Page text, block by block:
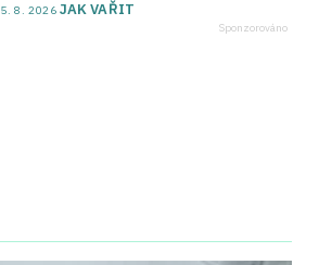
5. 8. 2026 JAK VAŘIT